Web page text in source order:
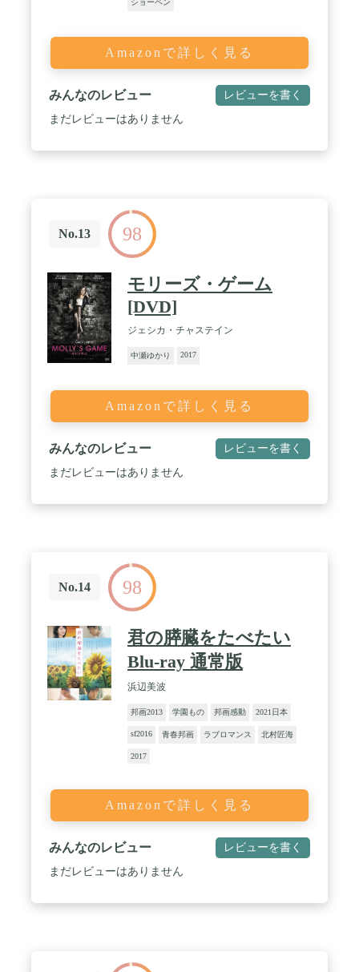
ショーペン
Amazonで詳しく見る
みんなのレビュー レビューを書く
まだレビューはありません
No.13 98
モリーズ・ゲーム
[DVD]
ジェシカ・チャステイン
中瀬ゆかり 2017
Amazonで詳しく見る
みんなのレビュー レビューを書く
まだレビューはありません
No.14 98
君の膵臓をたべたい
Blu-ray 通常版
浜辺美波
邦画2013 学園もの 邦画感動 2021日本
sf2016 青春邦画 ラブロマンス 北村匠海
2017
Amazonで詳しく見る
みんなのレビュー レビューを書く
まだレビューはありません